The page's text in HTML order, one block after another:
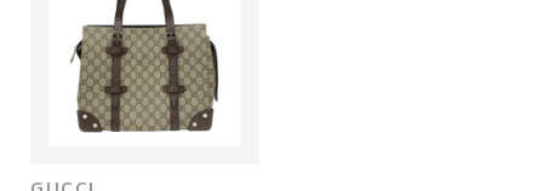
店鋪區域
台北 - 台北本店
台北 - 台北本店-別館
台北 - 中山店